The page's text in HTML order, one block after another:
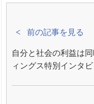
前の記事を見る
自分と社会の利益は
ィングス特別インタビ